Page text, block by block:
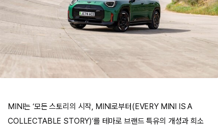
MINI는 ‘모든 스토리의 시작, MINI로부터(EVERY MINI IS A
COLLECTABLE STORY)’를 테마로 브랜드 특유의 개성과 희소